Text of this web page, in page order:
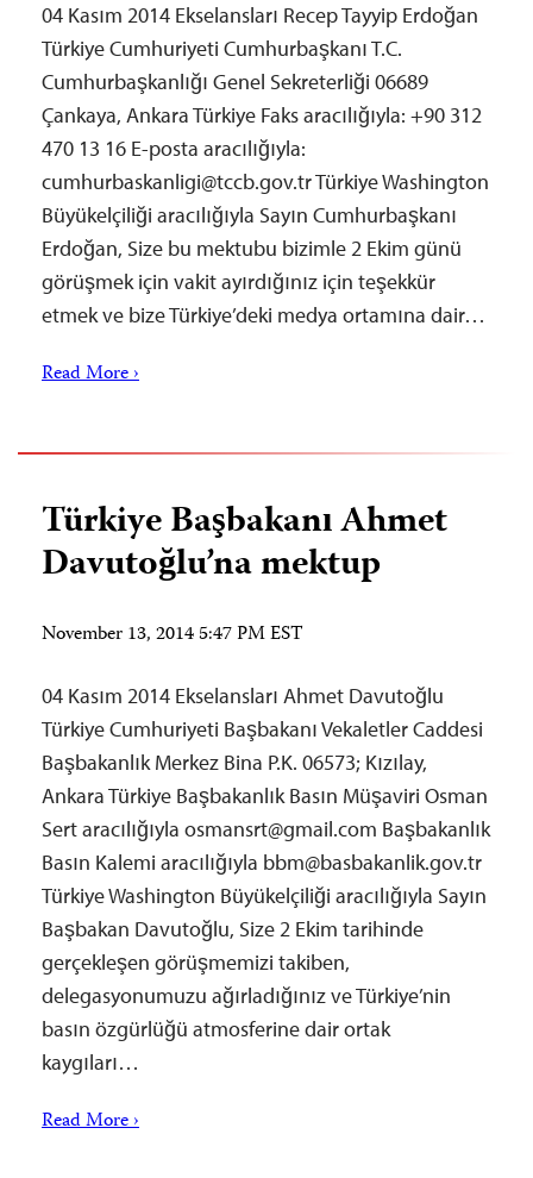
04 Kasım 2014 Ekselansları Recep Tayyip Erdoğan
Türkiye Cumhuriyeti Cumhurbaşkanı T.C.
Cumhurbaşkanlığı Genel Sekreterliği 06689
Çankaya, Ankara Türkiye Faks aracılığıyla: +90 312
470 13 16 E-posta aracılığıyla:
cumhurbaskanligi@tccb.gov.trTürkiye Washington
Büyükelçiliği aracılığıyla Sayın Cumhurbaşkanı
Erdoğan, Size bu mektubu bizimle 2 Ekim günü
görüşmek için vakit ayırdığınız için teşekkür
etmek ve bize Türkiye’deki medya ortamına dair…
Read More ›
Türkiye Başbakanı Ahmet
Davutoğlu’na mektup
November 13, 2014 5:47 PM EST
04 Kasım 2014 Ekselansları Ahmet Davutoğlu
Türkiye Cumhuriyeti Başbakanı Vekaletler Caddesi
Başbakanlık Merkez Bina P.K. 06573; Kızılay,
Ankara Türkiye Başbakanlık Basın Müşaviri Osman
Sert aracılığıyla osmansrt@gmail.com Başbakanlık
Basın Kalemi aracılığıyla bbm@basbakanlik.gov.tr
Türkiye Washington Büyükelçiliği aracılığıyla Sayın
Başbakan Davutoğlu, Size 2 Ekim tarihinde
gerçekleşen görüşmemizi takiben,
delegasyonumuzu ağırladığınız ve Türkiye’nin
basın özgürlüğü atmosferine dair ortak
kaygıları…
Read More ›